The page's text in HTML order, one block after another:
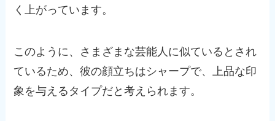
く上がっています。
このように、さまざまな芸能人に似ているとされ
ているため、彼の顔立ちはシャープで、上品な印
象を与えるタイプだと考えられます。